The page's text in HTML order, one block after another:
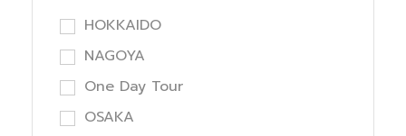
HOKKAIDO
NAGOYA
One Day Tour
OSAKA